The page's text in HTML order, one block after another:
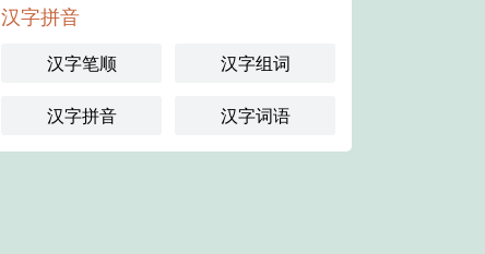
汉字拼音
汉字笔顺 汉字组词
汉字拼音 汉字词语